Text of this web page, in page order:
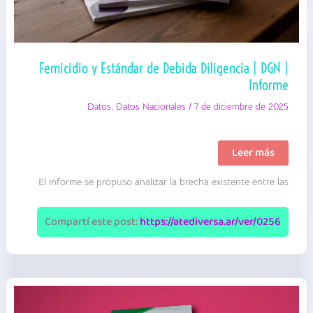
Femicidio y Estándar de Debida Diligencia | DGN |
Informe
Datos, Datos Nacionales /7 de diciembre de 2025
Femicidio
y
de
Diligencia
|
DGN
|
Informe
Leer más
El informe se propuso analizar la brecha existente entre las
Compartí este post:https://atediversa.ar/ver/0256